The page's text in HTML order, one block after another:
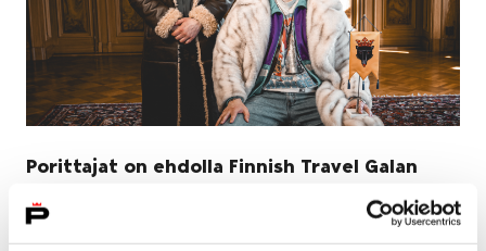
Porittajat on ehdolla Finnish Travel Galan
6 heinäkuun, 2026